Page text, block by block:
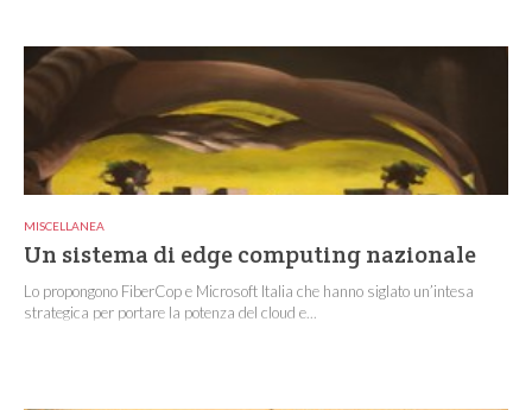
MISCELLANEA
Un sistema di edge computing nazionale
Lo propongono FiberCop e Microsoft Italia che hanno siglato un’intesa
strategica per portare la potenza del cloud e...